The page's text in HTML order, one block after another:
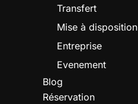
Transfert
Mise à disposition
Entreprise
Evenement
Blog
Réservation